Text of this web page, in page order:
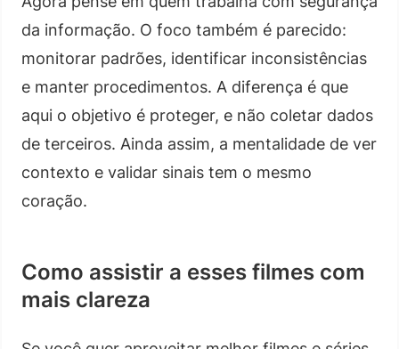
da informação. O foco também é parecido:
monitorar padrões, identificar inconsistências
e manter procedimentos. A diferença é que
aqui o objetivo é proteger, e não coletar dados
de terceiros. Ainda assim, a mentalidade de ver
contexto e validar sinais tem o mesmo
coração.
Como assistir a esses filmes com
mais clareza